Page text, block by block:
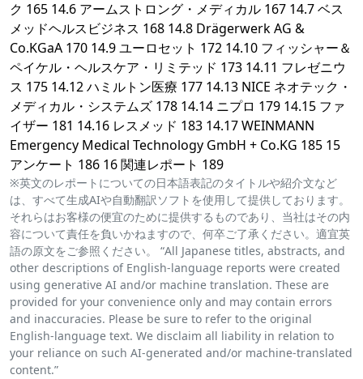
ク 165 14.6 アームストロング・メディカル 167 14.7 ベス
メッドヘルスビジネス 168 14.8 Drägerwerk AG &
Co.KGaA 170 14.9 ユーロセット 172 14.10 フィッシャー＆
ペイケル・ヘルスケア・リミテッド 173 14.11 フレゼニウ
ス 175 14.12 ハミルトン医療 177 14.13 NICE ネオテック・
メディカル・システムズ 178 14.14 ニプロ 179 14.15 ファ
イザー 181 14.16 レスメッド 183 14.17 WEINMANN
Emergency Medical Technology GmbH + Co.KG 185 15
アンケート 186 16 関連レポート 189
※英文のレポートについての日本語表記のタイトルや紹介文など
は、すべて生成AIや自動翻訳ソフトを使用して提供しております。
それらはお客様の便宜のために提供するものであり、当社はその内
容について責任を負いかねますので、何卒ご了承ください。適宜英
語の原文をご参照ください。 “All Japanese titles, abstracts, and
other descriptions of English-language reports were created
using generative AI and/or machine translation. These are
provided for your convenience only and may contain errors
and inaccuracies. Please be sure to refer to the original
English-language text. We disclaim all liability in relation to
your reliance on such AI-generated and/or machine-translated
content.”